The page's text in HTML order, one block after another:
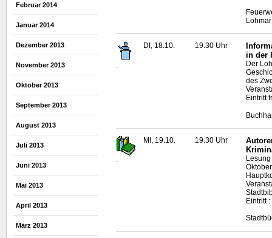
Februar 2014
Januar 2014
Dezember 2013
November 2013
Oktober 2013
September 2013
August 2013
Juli 2013
Juni 2013
Mai 2013
April 2013
März 2013
Lohmar
.
DI, 18.10. 19.30 Uhr
in der
Der
des
Eintritt
.
MI, 19.10. 19.30 Uhr
Eintritt